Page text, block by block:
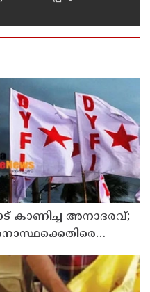
കാണിച്ച അനാദരവ്;